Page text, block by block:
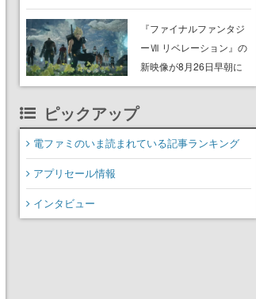
れた“塔“のバイオーム
「GLOOM」と「THE
CITADEL」が登場し、火
『ファイナルファンタジ
ーⅦ リベレーション』の
新映像が8月26日早朝に
公開へ。『FF7』リメイ
ニングナイトライブにて
ディレクターの浜口直樹
ピックアップ
電ファミのいま読まれている記事ランキング
アプリセール情報
インタビュー